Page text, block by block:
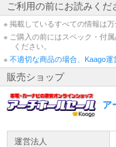
ご利用の前にお読みくだ
※ 掲載しているすべての情報は万
※ ご購入の前にはスペック・付
ください。
※ 不適切な商品の場合、Kaago
販売ショップ
ア
運営法人